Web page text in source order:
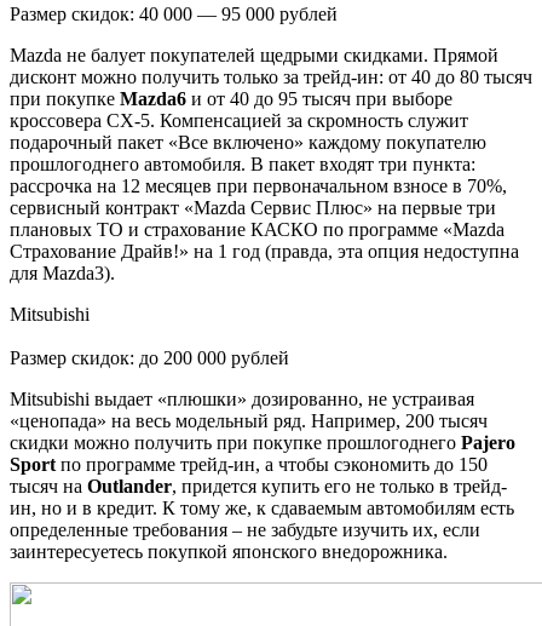
Размер скидок: 40 000 — 95 000 рублей
Mazda не балует покупателей щедрыми скидками. Прямой
дисконт можно получить только за трейд-ин: от 40 до 80 тысяч
при покупке Mazda6 и от 40 до 95 тысяч при выборе
кроссовера CX-5. Компенсацией за скромность служит
подарочный пакет «Все включено» каждому покупателю
прошлогоднего автомобиля. В пакет входят три пункта:
рассрочка на 12 месяцев при первоначальном взносе в 70%,
сервисный контракт «Mazda Сервис Плюс» на первые три
плановых ТО и страхование КАСКО по программе «Mazda
Страхование Драйв!» на 1 год (правда, эта опция недоступна
для Mazda3).
Mitsubishi
Размер скидок: до 200 000 рублей
Mitsubishi выдает «плюшки» дозированно, не устраивая
«ценопада» на весь модельный ряд. Например, 200 тысяч
скидки можно получить при покупке прошлогоднего Pajero
Sport по программе трейд-ин, а чтобы сэкономить до 150
тысяч на Outlander, придется купить его не только в трейд-
ин, но и в кредит. К тому же, к сдаваемым автомобилям есть
определенные требования – не забудьте изучить их, если
заинтересуетесь покупкой японского внедорожника.